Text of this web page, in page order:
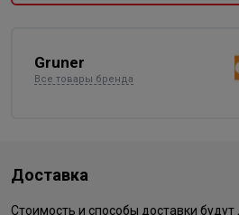
Gruner
Все товары бренда
Доставка
Стоимость и способы доставки будут